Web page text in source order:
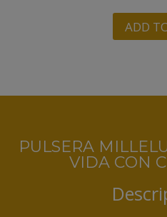
ADD
PULSERA
VIDA CON